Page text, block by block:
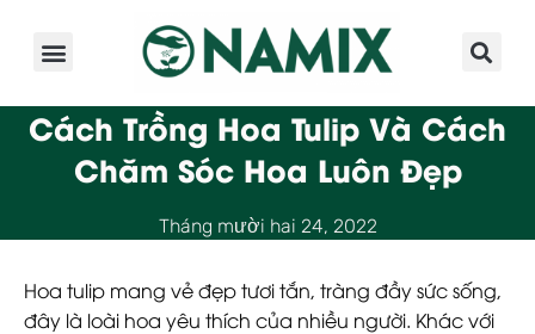
Cách Trồng Hoa Tulip Và Cách
Chăm Sóc Hoa Luôn Đẹp
Tháng mười hai 24, 2022
Hoa tulip mang vẻ đẹp tươi tắn, tràng đầy sức sống,
đây là loài hoa yêu thích của nhiều người. Khác với